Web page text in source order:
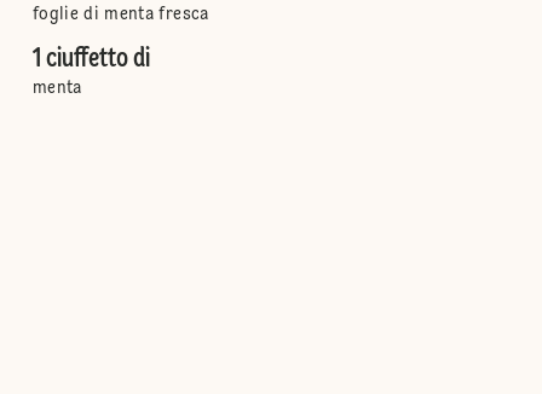
foglie di menta fresca
1 ciuffetto di
menta